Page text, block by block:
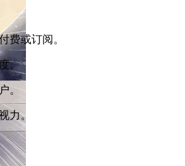
费或订阅。
。
。
力。